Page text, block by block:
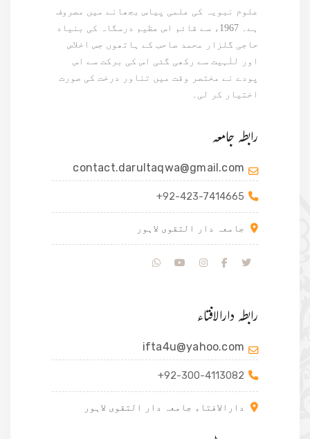
علوم نبویہ کی علمی پیاس بجھانے میں مصروف
ہے۔ 1967ء سے قائم اس عظیم درسگاہ کی بنیاد
حاجی گلزار محمد صاحب کے ہاتھوں جس اخلاص
اور للٰہیت سے رکھی گئی اس کی برکت سے اس
پودے نے مختصر وقت میں تناور درخت کی صورت
اختیار کر لی۔
رابطہ جامعہ
contact.darultaqwa@gmail.com
+92-423-7414665
جامعہ دار التقوی لاہور
رابطہ دارالافتاء
ifta4u@yahoo.com
+92-300-4113082
دارالافتاء جامعہ دار التقوی لاہور